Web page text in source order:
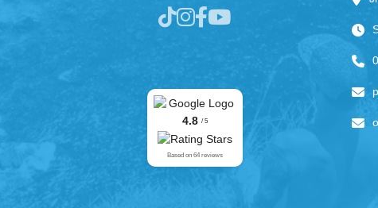
4.8 / 5
Based on 64 reviews